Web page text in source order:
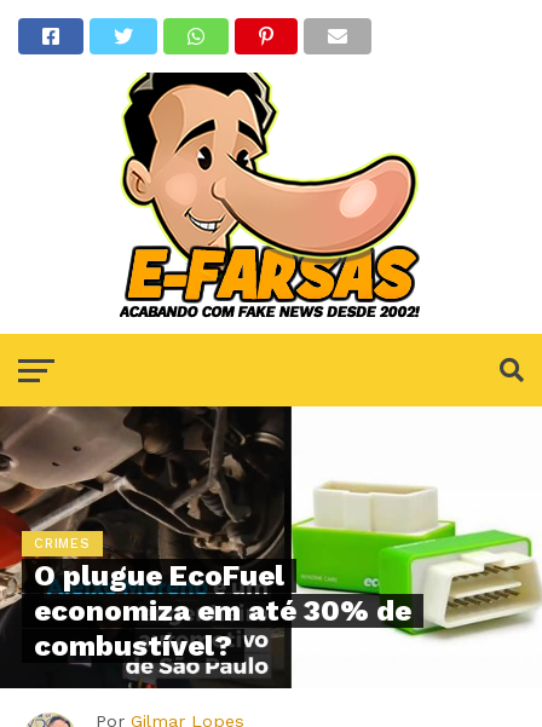
CRIMES
O plugue EcoFuel
economiza em até 30% de
combustível?
Por Gilmar Lopes